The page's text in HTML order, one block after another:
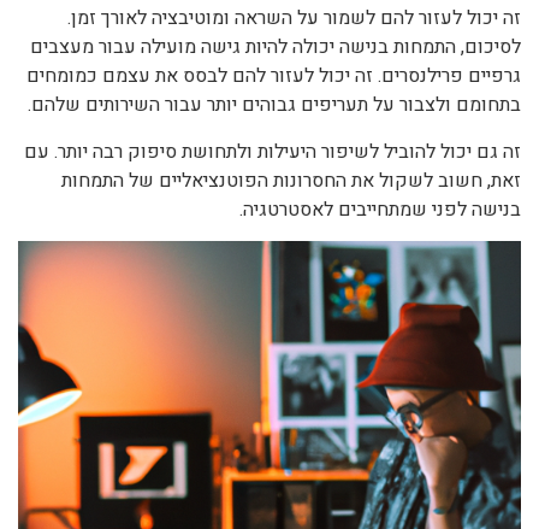
זה יכול לעזור להם לשמור על השראה ומוטיבציה לאורך זמן.
לסיכום, התמחות בנישה יכולה להיות גישה מועילה עבור מעצבים
גרפיים פרילנסרים. זה יכול לעזור להם לבסס את עצמם כמומחים
בתחומם ולצבור על תעריפים גבוהים יותר עבור השירותים שלהם.
זה גם יכול להוביל לשיפור היעילות ולתחושת סיפוק רבה יותר. עם
זאת, חשוב לשקול את החסרונות הפוטנציאליים של התמחות
בנישה לפני שמתחייבים לאסטרטגיה.